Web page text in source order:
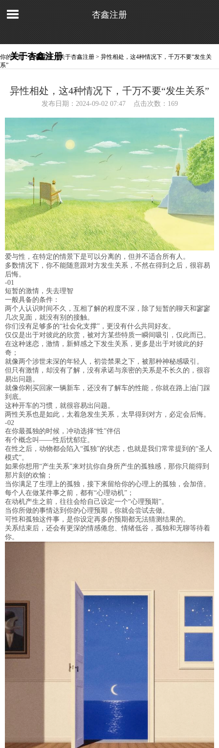
杏鑫注册
关于杏鑫注册
你的位置：杏鑫注册>关于杏鑫注册 > 异性相处，这4种情况下，千万不要“发生关
系”
异性相处，这4种情况下，千万不要“发生关系”
发布日期：2024-09-02 07:47 点击次数：169
爱与性，在特定的情景下是可以分离的，但并不适合所有人。
多数情况下，你不能随意跟对方发生关系，不然在得到之后，很容易
后悔。
-01
短暂的激情，失去理智
一般具备的条件：
两个人认识时间不久，互相了解的程度不深，除了短暂的聊天和寥寥
几次见面，就没有别的接触。
你们没有足够多的“社会化支撑”，更没有什么共同好友。
仅仅是出于对彼此的欣赏，被对方某些特质一瞬间吸引，仅此而已。
在这种迷恋，激情，新鲜感之下发生关系，更多是出于对彼此的好
奇；
就像两个涉世未深的年轻人，初尝禁果之下，被那种神秘感吸引。
但只有激情，却没有了解，没有承诺与亲密的关系是不长久的，很容
易出问题。
就像你刚买回家一辆新车，还没有了解车的性能，你就在路上油门踩
到底。
这种开车的习惯，就很容易出问题。
两性关系也是如此，太着急发生关系，太早得到对方，必定会后悔。
-02
在你最孤独的时候，冲动选择“性”伴侣
有个概念叫——性后忧郁症。
在性之后，动物都会陷入“孤独”的状态，也就是我们常常提到的“圣人
模式”。
如果你想用“产生关系”来对抗你自身所产生的孤独感，那你只能得到
那片刻的欢愉；
当你满足了生理上的孤独，接下来留给你的心理上的孤独，会加倍。
每个人在做某件事之前，都有“心理动机”；
在动机产生之前，往往会给自己设定一个“心理预期”。
当你所做的事情达到你的心理预期，你就会尝试去做。
可性和孤独这件事，是你设定再多的预期都无法猜测结果的。
关系结束后，还会有更深的情感倦怠、情绪低谷，孤独和无聊等待着
你。